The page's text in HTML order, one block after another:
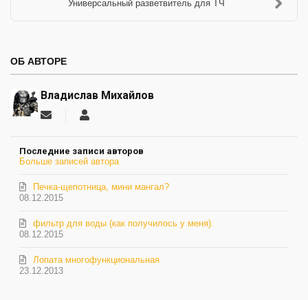
Универсальный разветвитель для ТЧ
ОБ АВТОРЕ
Владислав Михайлов
Подписаться
автора
Последние записи авторов
Больше записей автора
08.12.2015
Печка-щепотница, мини мангал?
08.12.2015
фильтр для воды (как получилось у меня).
23.12.2013
Лопата многофункциональная